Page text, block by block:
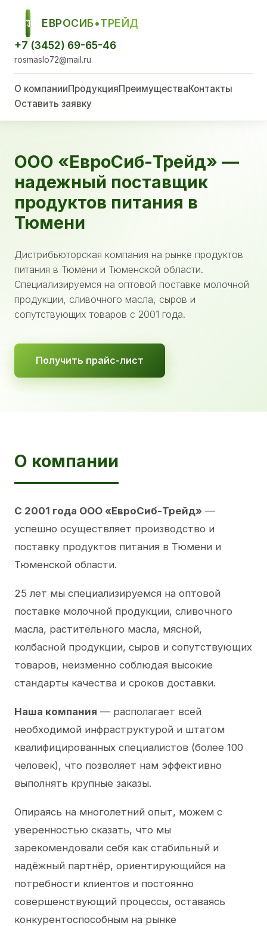
ЕСТ
ЕВРОСИБ•ТРЕЙД
+7 (3452) 69-65-46
rosmaslo72@mail.ru
О компанииПродукцияПреимуществаКонтакты
Оставить заявку
ООО «ЕвроСиб-Трейд» —
надежный поставщик
продуктов питания в
Тюмени
Дистрибьюторская компания на рынке продуктов
питания в Тюмени и Тюменской области.
Специализируемся на оптовой поставке молочной
продукции, сливочного масла, сыров и
сопутствующих товаров с 2001 года.
Получить прайс-лист
О компании
С 2001 года ООО «ЕвроСиб-Трейд» —
успешно осуществляет производство и
поставку продуктов питания в Тюмени и
Тюменской области.
25 лет мы специализируемся на оптовой
поставке молочной продукции, сливочного
масла, растительного масла, мясной,
колбасной продукции, сыров и сопутствующих
товаров, неизменно соблюдая высокие
стандарты качества и сроков доставки.
Наша компания — располагает всей
необходимой инфраструктурой и штатом
квалифицированных специалистов (более 100
человек), что позволяет нам эффективно
выполнять крупные заказы.
Опираясь на многолетний опыт, можем с
уверенностью сказать, что мы
зарекомендовали себя как стабильный и
надёжный партнёр, ориентирующийся на
потребности клиентов и постоянно
совершенствующий процессы, оставаясь
конкурентоспособным на рынке